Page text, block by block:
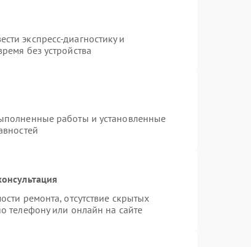
экспресс-диагностику и
без устройства
работы и установленные
ремонта, отсутствие скрытых
телефону или онлайн на сайте